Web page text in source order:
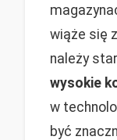
wiąże się
należy
wysokie
w
być